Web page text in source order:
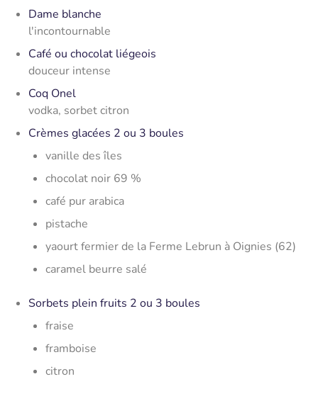
Dame blanche
l'incontournable
Café ou chocolat liégeois
douceur intense
Coq Onel
vodka, sorbet citron
Crèmes glacées 2 ou 3 boules
vanille des îles
chocolat noir 69 %
café pur arabica
pistache
yaourt fermier de la Ferme Lebrun à Oignies (62)
caramel beurre salé
Sorbets plein fruits 2 ou 3 boules
fraise
framboise
citron